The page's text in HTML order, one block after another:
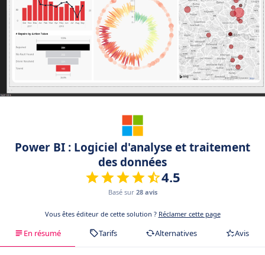
Power BI : Logiciel d'analyse et traitement
des données
4.5
Basé sur 28 avis
Vous êtes éditeur de cette solution ? Réclamer cette page
En résumé Tarifs Alternatives Avis